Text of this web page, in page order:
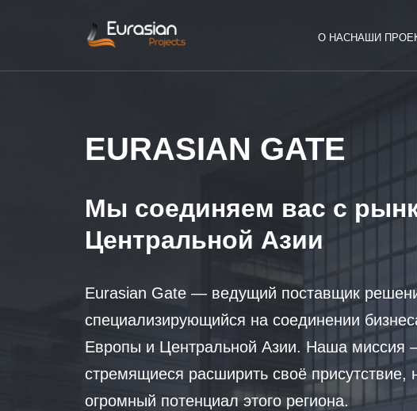
О НАСНАШИ
EURASIAN GATE
Мы соединяем вас с
Центральной Азии
Eurasian Gate — ведущий поставщик
специализирующийся на соединении
Европы и Центральной Азии. Наша миссия
стремящиеся расширить своё присутствие,
огромный потенциал этого региона.